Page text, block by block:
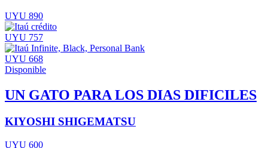
UYU 890
UYU 757
UYU 668
Disponible
UN GATO PARA LOS DIAS DIFICILES
KIYOSHI SHIGEMATSU
UYU 600